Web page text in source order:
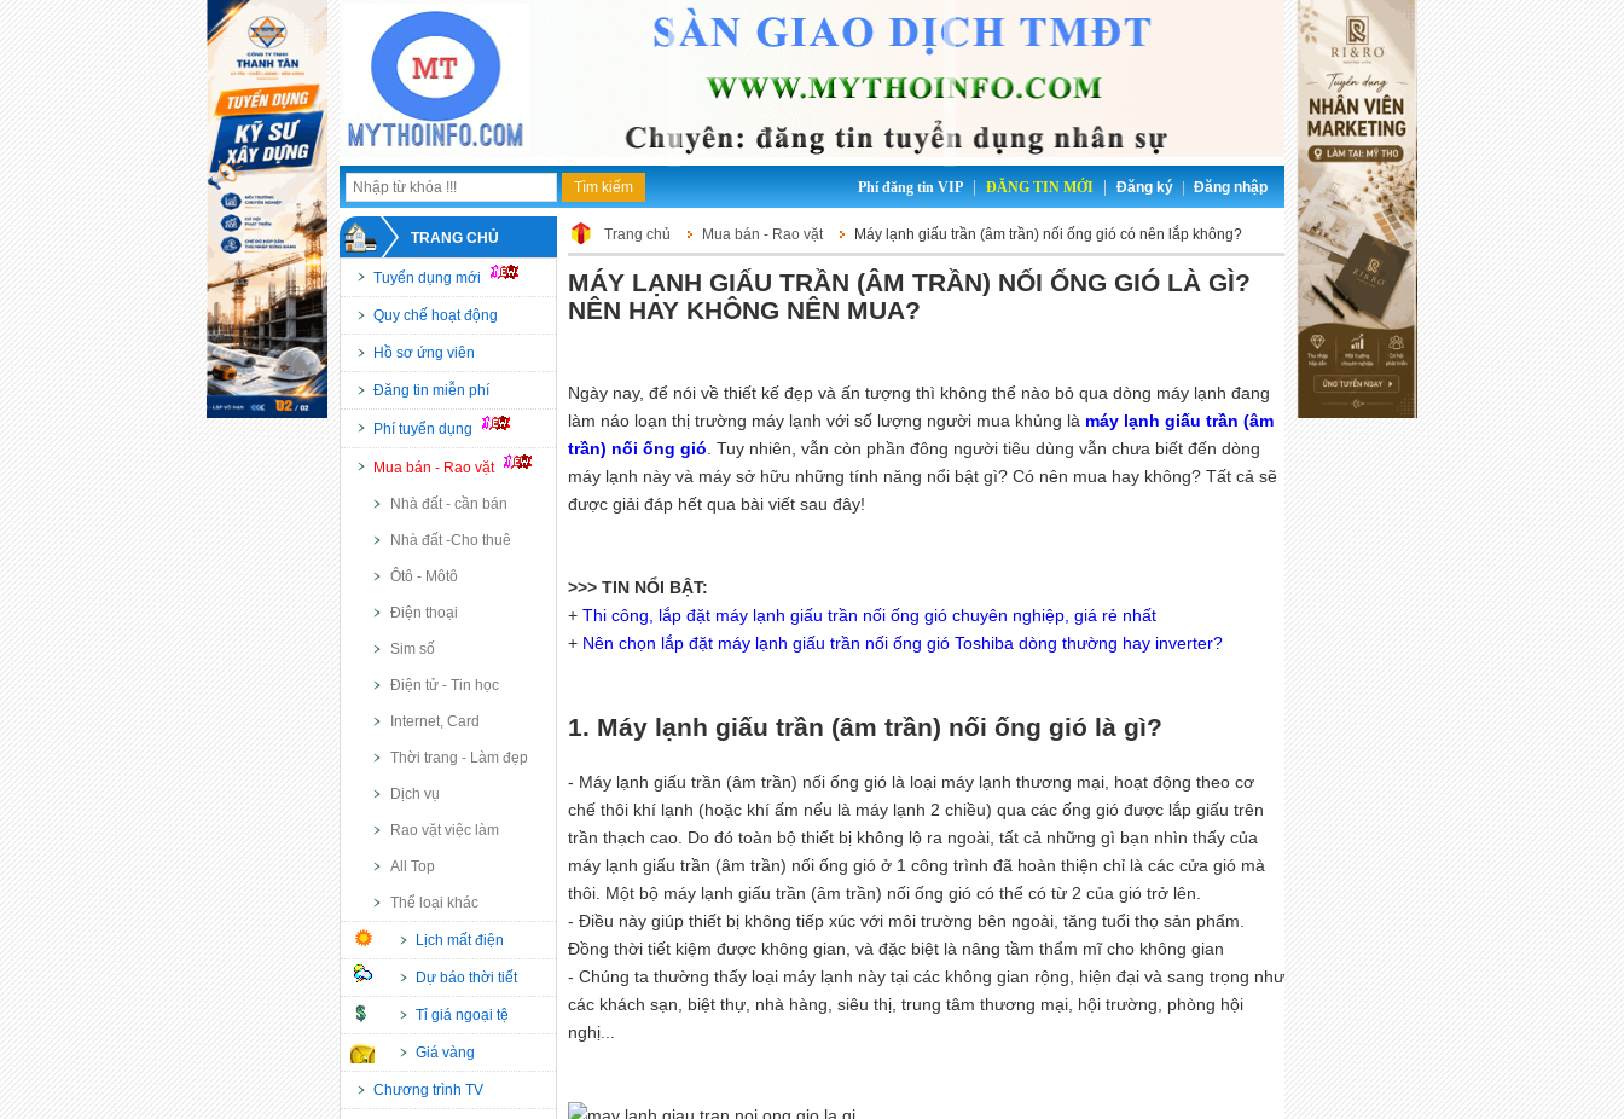
Đăng ký Đăng nhập
Phí đăng tin VIP ĐĂNG TIN MỚI
TRANG CHỦ
Tuyển dụng mới
Quy chế hoạt động
Hồ sơ ứng viên
Đăng tin miễn phí
Phí tuyển dụng
Mua bán - Rao vặt
Nhà đất - cần bán
Nhà đất -Cho thuê
Ôtô - Môtô
Điện thoại
Sim số
Điện tử - Tin học
Internet, Card
Thời trang - Làm đẹp
Dịch vụ
Rao vặt việc làm
All Top
Thể loại khác
Lịch mất điện
Dự báo thời tiết
Tỉ giá ngoại tệ
Giá vàng
Chương trình TV
Trang chủ Mua bán - Rao vặt Máy lạnh giấu trần (âm trần) nối ống gió có nên lắp không?
MÁY LẠNH GIẤU TRẦN (ÂM TRẦN) NỐI ỐNG GIÓ LÀ GÌ?
NÊN HAY KHÔNG NÊN MUA?
Ngày nay, để nói về thiết kế đẹp và ấn tượng thì không thể nào bỏ qua dòng máy lạnh đang
làm náo loạn thị trường máy lạnh với số lượng người mua khủng là máy lạnh giấu trần (âm
trần) nối ống gió. Tuy nhiên, vẫn còn phần đông người tiêu dùng vẫn chưa biết đến dòng
máy lạnh này và máy sở hữu những tính năng nổi bật gì? Có nên mua hay không? Tất cả sẽ
được giải đáp hết qua bài viết sau đây!
>>> TIN NỔI BẬT:
+ Thi công, lắp đặt máy lạnh giấu trần nối ống gió chuyên nghiệp, giá rẻ nhất
+ Nên chọn lắp đặt máy lạnh giấu trần nối ống gió Toshiba dòng thường hay inverter?
1. Máy lạnh giấu trần (âm trần) nối ống gió là gì?
- Máy lạnh giấu trần (âm trần) nối ống gió là loại máy lạnh thương mại, hoạt động theo cơ
chế thôi khí lạnh (hoặc khí ấm nếu là máy lạnh 2 chiều) qua các ống gió được lắp giấu trên
trần thạch cao. Do đó toàn bộ thiết bị không lộ ra ngoài, tất cả những gì bạn nhìn thấy của
máy lạnh giấu trần (âm trần) nối ống gió ở 1 công trình đã hoàn thiện chỉ là các cửa gió mà
thôi. Một bộ máy lạnh giấu trần (âm trần) nối ống gió có thể có từ 2 của gió trở lên.
- Điều này giúp thiết bị không tiếp xúc với môi trường bên ngoài, tăng tuổi thọ sản phẩm.
Đồng thời tiết kiệm được không gian, và đặc biệt là nâng tầm thẩm mĩ cho không gian
- Chúng ta thường thấy loại máy lạnh này tại các không gian rộng, hiện đại và sang trọng như
các khách sạn, biệt thự, nhà hàng, siêu thị, trung tâm thương mại, hội trường, phòng hội
nghị...